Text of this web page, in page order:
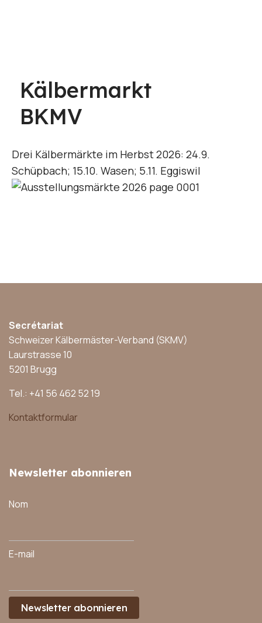
Kälbermarkt
BKMV
Drei Kälbermärkte im Herbst 2026: 24.9.
Schüpbach; 15.10. Wasen; 5.11. Eggiswil
Secrétariat
Schweizer Kälbermäster-Verband (SKMV)
Laurstrasse 10
5201 Brugg
Tel.: +41 56 462 52 19
Kontaktformular
Newsletter abonnieren
Nom
E-mail
Newsletter abonnieren